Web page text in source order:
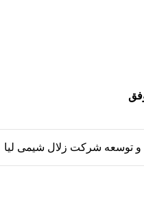
و توسعه شرکت زلال شیمی لیا